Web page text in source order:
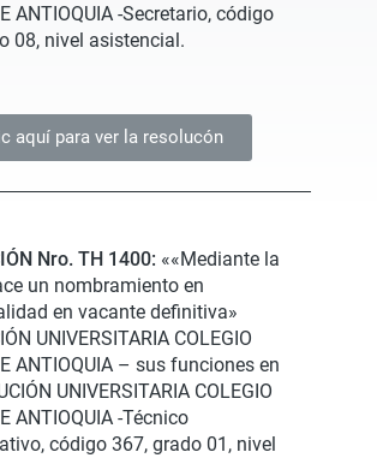
ANTIOQUIA -Secretario, código
08, nivel asistencial.
aquí para ver la resolucón
Nro. TH 1400: ««Mediante la
un nombramiento en
en vacante definitiva»
UNIVERSITARIA COLEGIO
ANTIOQUIA – sus funciones en
UNIVERSITARIA COLEGIO
ANTIOQUIA -Técnico
código 367, grado 01, nivel